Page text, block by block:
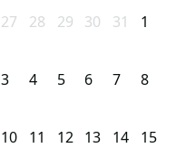
27 28 29 30 31 1
3 4 5 6 7 8
10 11 12 13 14 15